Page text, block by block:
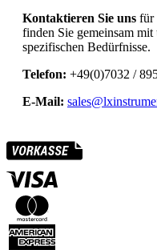
Kontaktieren Sie uns für
finden Sie gemeinsam
spezifischen Bedürfnisse.
Telefon: +49(0)7032 /
E-Mail: